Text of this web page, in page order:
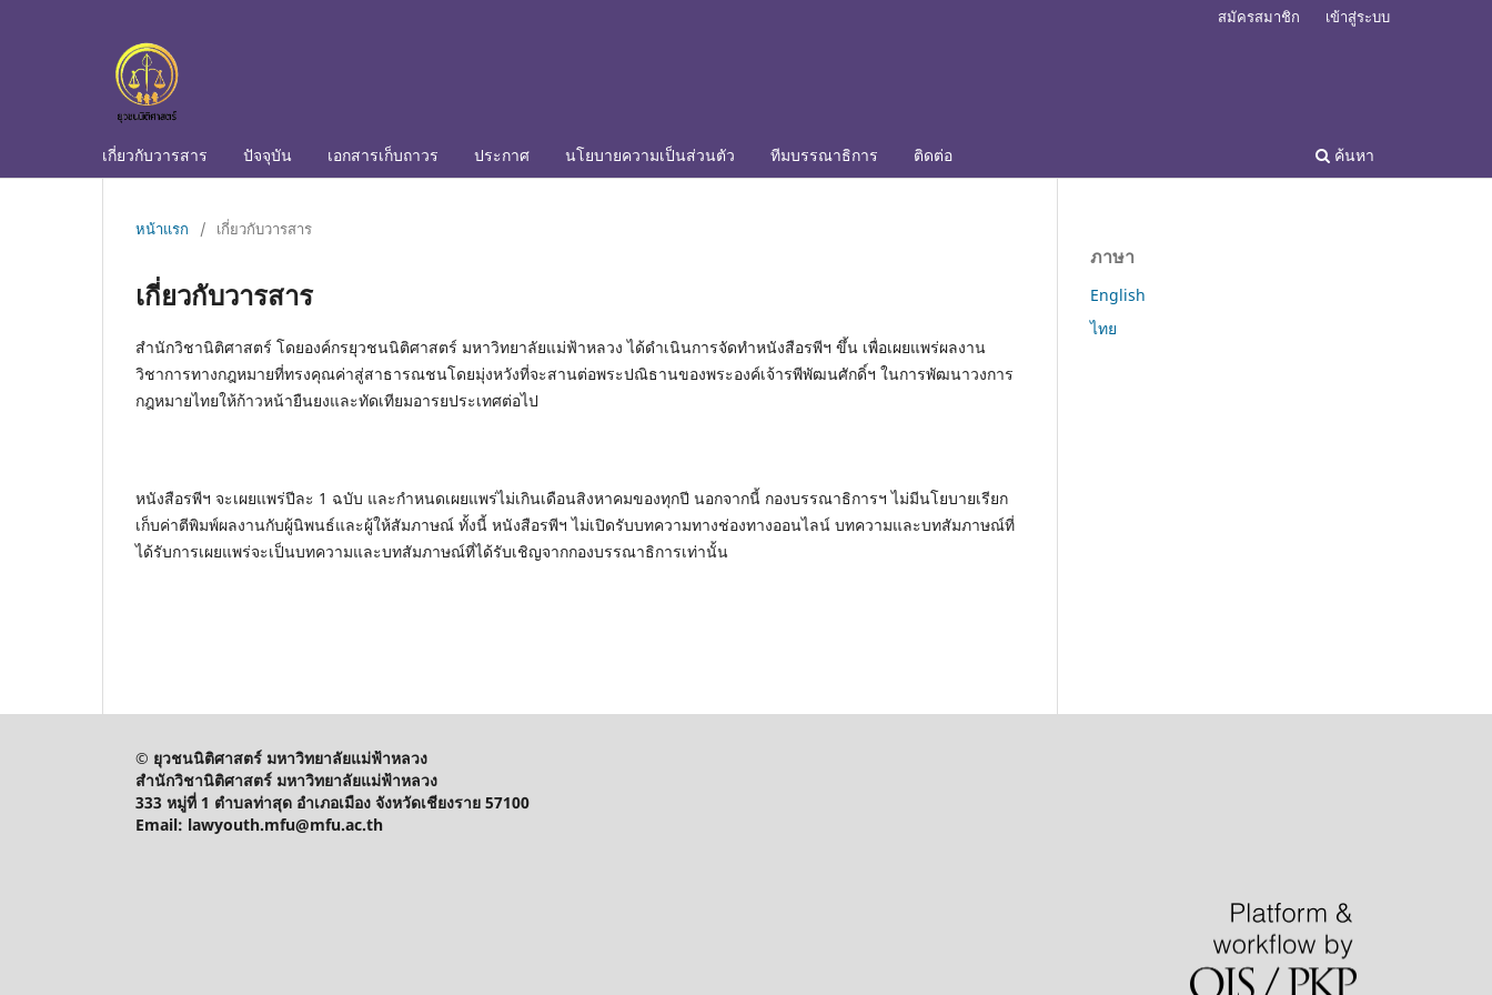
เกี่ยวกับวารสาร ปัจจุบัน เอกสารเก็บถาวร ประกาศ นโยบายความเป็นส่วนตัว ทีมบรรณาธิการ ติดต่อ ค้นหา
สมัครสมาชิก เข้าสู่ระบบ
หน้าแรก / เกี่ยวกับวารสาร
เกี่ยวกับวารสาร
สำนักวิชานิติศาสตร์ โดยองค์กรยุวชนนิติศาสตร์ มหาวิทยาลัยแม่ฟ้าหลวง ได้ดำเนินการจัดทำหนังสือรพีฯ ขึ้น เพื่อเผยแพร่ผลงาน
วิชาการทางกฎหมายที่ทรงคุณค่าสู่สาธารณชนโดยมุ่งหวังที่จะสานต่อพระปณิธานของพระองค์เจ้ารพีพัฒนศักดิ์ฯ ในการพัฒนาวงการ
กฎหมายไทยให้ก้าวหน้ายืนยงและทัดเทียมอารยประเทศต่อไป
หนังสือรพีฯ จะเผยแพร่ปีละ 1 ฉบับ และกำหนดเผยแพร่ไม่เกินเดือนสิงหาคมของทุกปี นอกจากนี้ กองบรรณาธิการฯ ไม่มีนโยบายเรียก
เก็บค่าตีพิมพ์ผลงานกับผู้นิพนธ์และผู้ให้สัมภาษณ์ ทั้งนี้ หนังสือรพีฯ ไม่เปิดรับบทความทางช่องทางออนไลน์ บทความและบทสัมภาษณ์ที่
ได้รับการเผยแพร่จะเป็นบทความและบทสัมภาษณ์ที่ได้รับเชิญจากกองบรรณาธิการเท่านั้น
ภาษา
English
ไทย
© ยุวชนนิติศาสตร์ มหาวิทยาลัยแม่ฟ้าหลวง
สำนักวิชานิติศาสตร์ มหาวิทยาลัยแม่ฟ้าหลวง
333 หมู่ที่ 1 ตำบลท่าสุด อำเภอเมือง จังหวัดเชียงราย 57100
Email: lawyouth.mfu@mfu.ac.th